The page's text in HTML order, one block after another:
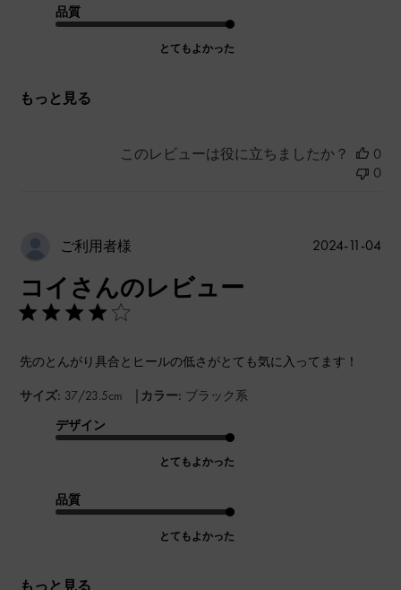
品質
とてもよかった
もっと見る
このレビューは役に立ちましたか？
0
0
ご利用者様
コイさんのレビュー
先のとんがり具合とヒールの低さがとても気に入ってます！
サイズ: 37/23.5cm | カラー: ブラック系
デザイン
とてもよかった
品質
とてもよかった
もっと見る
公
2024-11-04